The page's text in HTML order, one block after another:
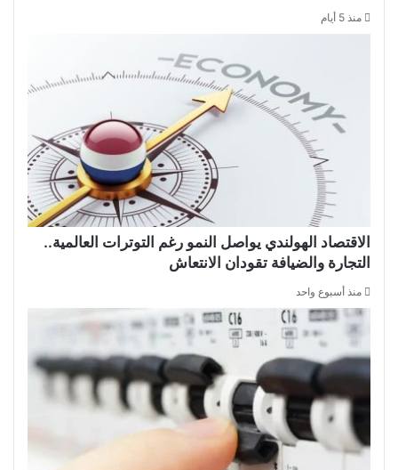
منذ 5 أيام
الاقتصاد الهولندي يواصل النمو رغم التوترات العالمية..
التجارة والضيافة تقودان الانتعاش
منذ أسبوع واحد